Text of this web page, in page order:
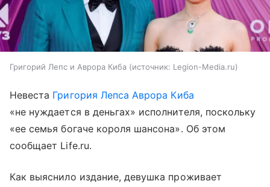
Григорий Лепс и Аврора Киба источник: Legion-Media.ru
Невеста Григория Лепса Аврора Киба
«не нуждается в деньгах» исполнителя, поскольку
«ее семья богаче короля шансона». Об этом
сообщает Life.ru.
Как выяснило издание, девушка проживает